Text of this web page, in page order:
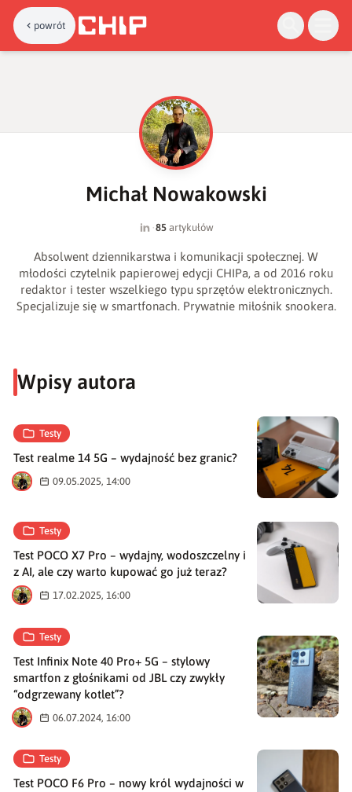
powrót
M
Michał Nowakowski
·85 artykułów
Absolwent dziennikarstwa i komunikacji społecznej. W
młodości czytelnik papierowej edycji CHIPa, a od 2016 roku
redaktor i tester wszelkiego typu sprzętów elektronicznych.
Specjalizuje się w smartfonach. Prywatnie miłośnik snookera.
Wpisy autora
Testy
Test realme 14 5G – wydajność bez granic?
M
09.05.2025, 14:00
Testy
Test POCO X7 Pro – wydajny, wodoszczelny i
z AI, ale czy warto kupować go już teraz?
M
17.02.2025, 16:00
Testy
Test Infinix Note 40 Pro+ 5G – stylowy
smartfon z głośnikami od JBL czy zwykły
“odgrzewany kotlet”?
M
06.07.2024, 16:00
Testy
Test POCO F6 Pro – nowy król wydajności w